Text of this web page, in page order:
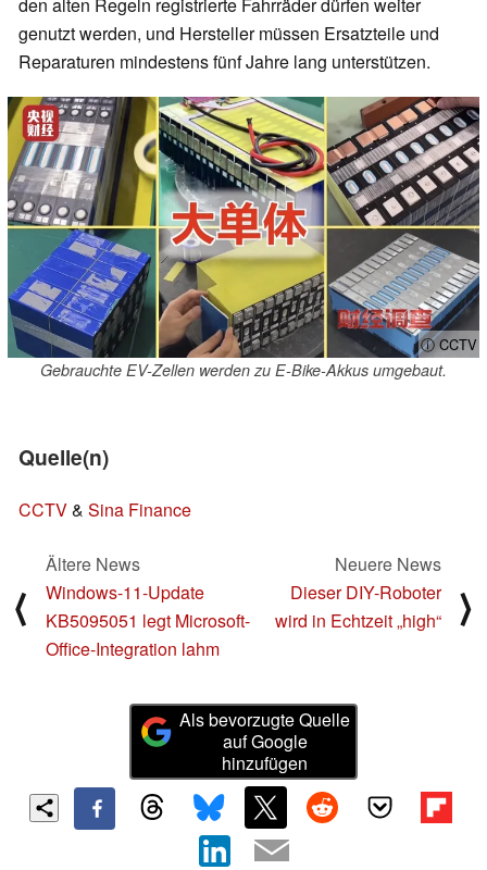
genutzt werden, und Hersteller müssen Ersatzteile und
Reparaturen mindestens fünf Jahre lang unterstützen.
ⓘ CCTV
Gebrauchte EV-Zellen werden zu E-Bike-Akkus umgebaut.
Quelle(n)
CCTV& Sina Finance
⟨
Ältere News
Windows-11-Update
KB5095051 legt Microsoft-
Office-Integration lahm
Neuere News
Dieser DIY-Roboter
wird in Echtzeit „high“
⟩
Als bevorzugte Quelle
auf Google
hinzufügen